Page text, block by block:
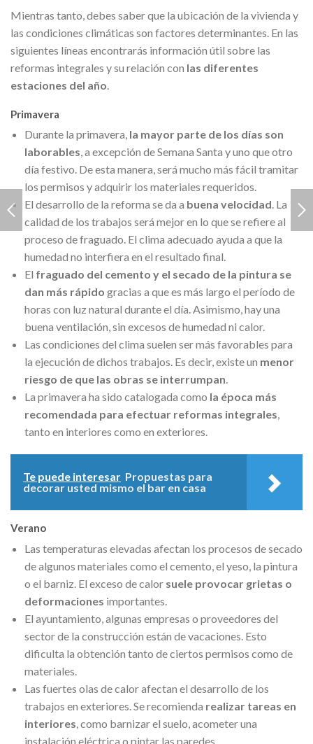
Mientras tanto, debes saber que la ubicación de la vivienda y
las condiciones climáticas son factores determinantes. En las
siguientes líneas encontrarás información útil sobre las
reformas integrales y su relación con las diferentes
estaciones del año
Primavera
Durante la primavera, la mayor parte de los días son
laborables, a excepción de Semana Santa y uno que otro
día festivo. De esta manera, será mucho más fácil tramitar
los permisos y adquirir los materiales requeridos.
El desarrollo de la reforma se da a buena velocidad. La
calidad de los trabajos será mejor en lo que se refiere al
proceso de fraguado. El clima adecuado ayuda a que la
humedad no interfiera en el resultado final.
El fraguado del cemento y el secado de la pintura se
dan más rápido gracias a que es más largo el período de
horas con luz natural durante el día. Asimismo, hay una
buena ventilación, sin excesos de humedad ni calor.
Las condiciones del clima suelen ser más favorables para
la ejecución de dichos trabajos. Es decir, existe un menor
riesgo de que las obras se interrumpan.
La primavera ha sido catalogada como la época más
recomendada para efectuar reformas integrales,
tanto en interiores como en exteriores.
Te puede interesar Propuestas para
decorar usted mismo el bar en casa
Verano
Las temperaturas elevadas afectan los procesos de secado
de algunos materiales como el cemento, el yeso, la pintura
o el barniz. El exceso de calor suele provocar grietas o
deformaciones importantes.
El ayuntamiento, algunas empresas o proveedores del
sector de la construcción están de vacaciones. Esto
dificulta la obtención tanto de ciertos permisos como de
materiales.
Las fuertes olas de calor afectan el desarrollo de los
trabajos en exteriores. Se recomienda realizar tareas en
interiores , como barnizar el suelo, acometer una
instalación eléctrica o pintar las paredes.